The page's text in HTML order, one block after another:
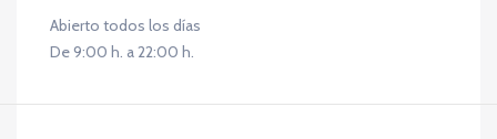
Abierto todos los días
De 9:00 h. a 22:00 h.